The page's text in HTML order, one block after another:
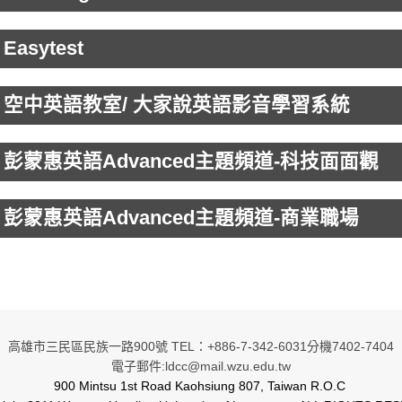
Easytest
空中英語教室/ 大家說英語影音學習系統
彭蒙惠英語Advanced主題頻道-科技面面觀
彭蒙惠英語Advanced主題頻道-商業職場
高雄市三民區民族一路900號 TEL：+886-7-342-6031分機7402-7404
電子郵件:ldcc@mail.wzu.edu.tw
900 Mintsu 1st Road Kaohsiung 807, Taiwan R.O.C